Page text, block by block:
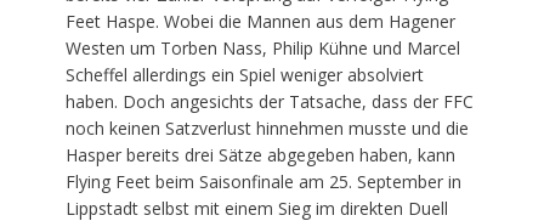
Feet Haspe. Wobei die Mannen aus dem Hagener
Westen um Torben Nass, Philip Kühne und Marcel
Scheffel allerdings ein Spiel weniger absolviert
haben. Doch angesichts der Tatsache, dass der FFC
noch keinen Satzverlust hinnehmen musste und die
Hasper bereits drei Sätze abgegeben haben, kann
Flying Feet beim Saisonfinale am 25. September in
Lippstadt selbst mit einem Sieg im direkten Duell